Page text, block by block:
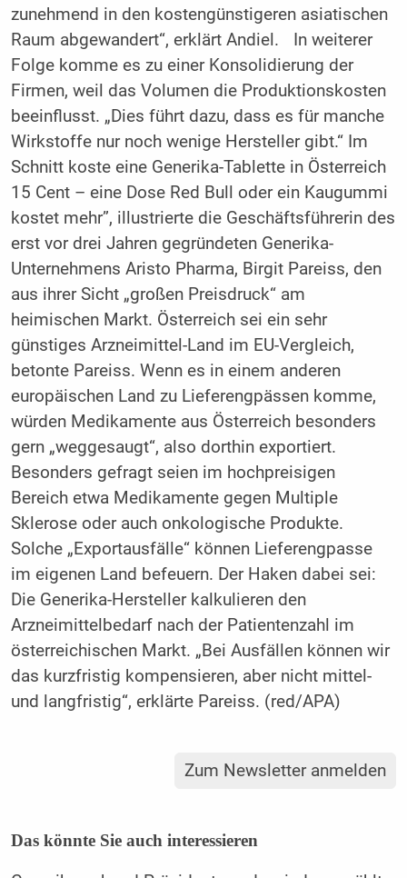
zunehmend in den kostengünstigeren asiatischen
Raum abgewandert“, erklärt Andiel. In weiterer
Folge komme es zu einer Konsolidierung der
Firmen, weil das Volumen die Produktionskosten
beeinflusst. „Dies führt dazu, dass es für manche
Wirkstoffe nur noch wenige Hersteller gibt.“ Im
Schnitt koste eine Generika-Tablette in Österreich
15 Cent – eine Dose Red Bull oder ein Kaugummi
kostet mehr”, illustrierte die Geschäftsführerin des
erst vor drei Jahren gegründeten Generika-
Unternehmens Aristo Pharma, Birgit Pareiss, den
aus ihrer Sicht „großen Preisdruck“ am
heimischen Markt. Österreich sei ein sehr
günstiges Arzneimittel-Land im EU-Vergleich,
betonte Pareiss. Wenn es in einem anderen
europäischen Land zu Lieferengpässen komme,
würden Medikamente aus Österreich besonders
gern „weggesaugt“, also dorthin exportiert.
Besonders gefragt seien im hochpreisigen
Bereich etwa Medikamente gegen Multiple
Sklerose oder auch onkologische Produkte.
Solche „Exportausfälle“ können Lieferengpasse
im eigenen Land befeuern. Der Haken dabei sei:
Die Generika-Hersteller kalkulieren den
Arzneimittelbedarf nach der Patientenzahl im
österreichischen Markt. „Bei Ausfällen können wir
das kurzfristig kompensieren, aber nicht mittel-
und langfristig“, erklärte Pareiss. (red/APA)
Zum Newsletter anmelden
Das könnte Sie auch interessieren